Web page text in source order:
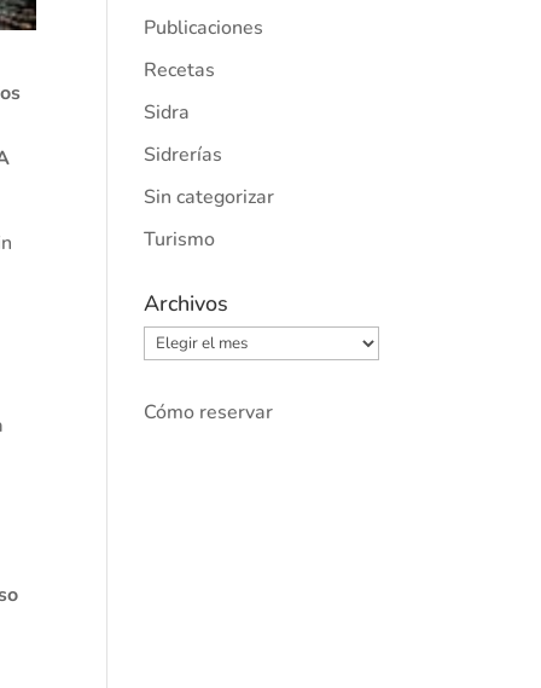
Publicaciones
Recetas
Sidra
Sidrerías
Sin categorizar
Turismo
Archivos
Archivos
Cómo reservar